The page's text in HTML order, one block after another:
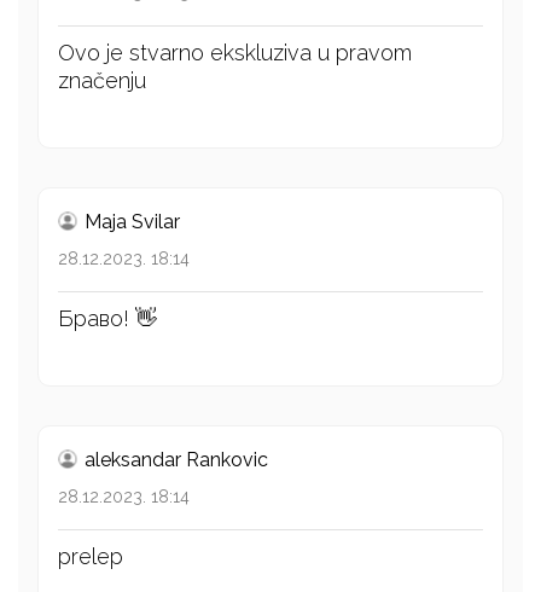
Ovo je stvarno ekskluziva u pravom
značenju
Maja Svilar
28.12.2023. 18:14
Браво! 👋
aleksandar Rankovic
28.12.2023. 18:14
prelep